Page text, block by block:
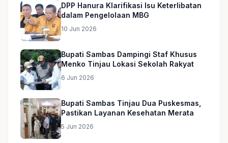
DPP Hanura Klarifikasi Isu Keterlibatan
dalam Pengelolaan MBG
10 Jun 2026
Bupati Sambas Dampingi Staf Khusus
Menko Tinjau Lokasi Sekolah Rakyat
6 Jun 2026
Bupati Sambas Tinjau Dua Puskesmas,
Pastikan Layanan Kesehatan Merata
5 Jun 2026